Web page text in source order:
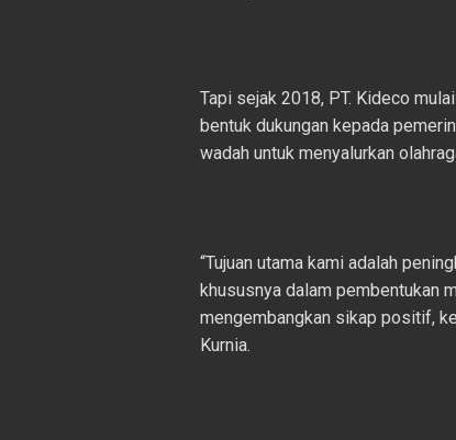
Tapi sejak 2018, PT. Kideco
bentuk dukungan kepada
wadah untuk menyalurkan
“Tujuan utama kami adalah
khususnya dalam pembentukan
mengembangkan sikap positif,
Kurnia.